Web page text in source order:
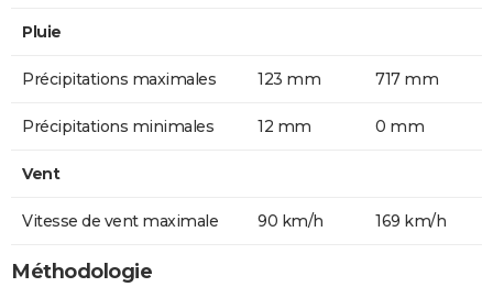
Pluie
Précipitations maximales 123 mm 717 mm
Précipitations minimales 12 mm 0 mm
Vent
Vitesse de vent maximale 90 km/h 169 km/h
Méthodologie